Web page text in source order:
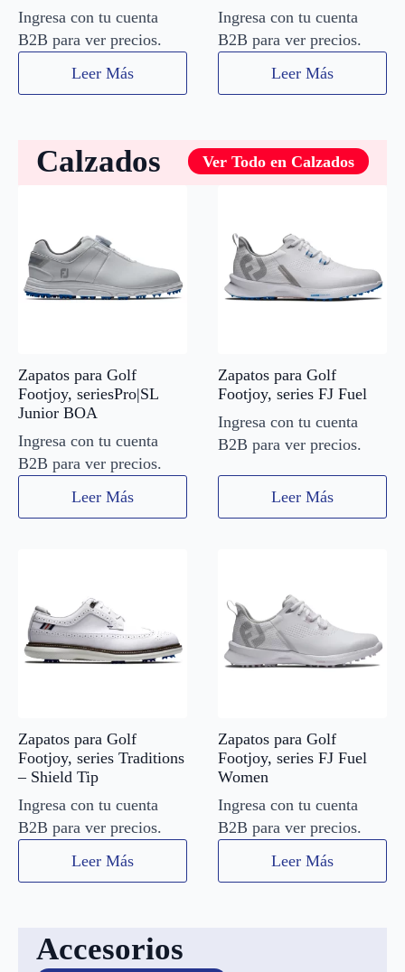
Ingresa con tu cuenta
B2B para ver precios.
Leer Más
Ingresa con tu cuenta
B2B para ver precios.
Leer Más
Calzados Ver Todo en Calzados
Zapatos para Golf
Footjoy, seriesPro|SL
Junior BOA
Ingresa con tu cuenta
B2B para ver precios.
Leer Más
Zapatos para Golf
Footjoy, series FJ Fuel
Ingresa con tu cuenta
B2B para ver precios.
Leer Más
Zapatos para Golf
Footjoy, series Traditions
– Shield Tip
Ingresa con tu cuenta
B2B para ver precios.
Leer Más
Zapatos para Golf
Footjoy, series FJ Fuel
Women
Ingresa con tu cuenta
B2B para ver precios.
Leer Más
Accesorios